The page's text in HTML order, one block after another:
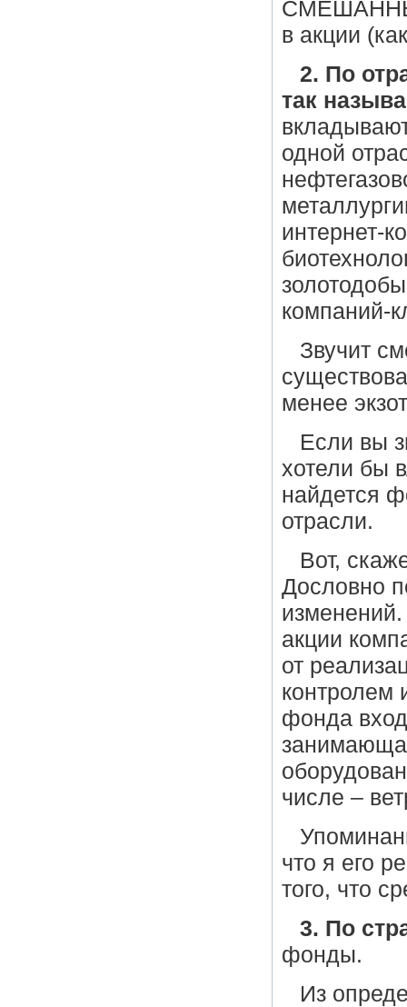
в акции
2. По
так
одной
интернет-
компаний-
Звучит
менее
Если вы
хотели бы
найдется
отрасли.
Вот,
Дословно
акции
от
контролем
фонда
числе –
что я его
того, что
3. По
фонды.
Из